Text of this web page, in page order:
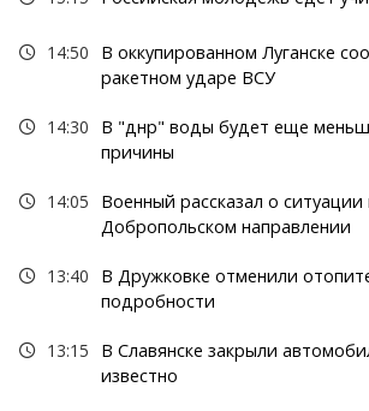
14:50
В оккупированном Луганске
ракетном ударе ВСУ
14:30
В "днр" воды будет еще
причины
14:05
Военный рассказал о ситуации
Добропольском направлении
13:40
В Дружковке отменили
подробности
13:15
В Славянске закрыли
известно